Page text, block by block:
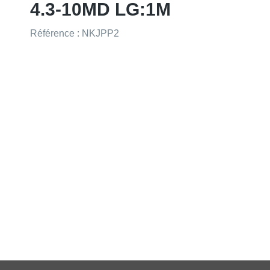
4.3-10MD LG:1M
Référence : NKJPP2